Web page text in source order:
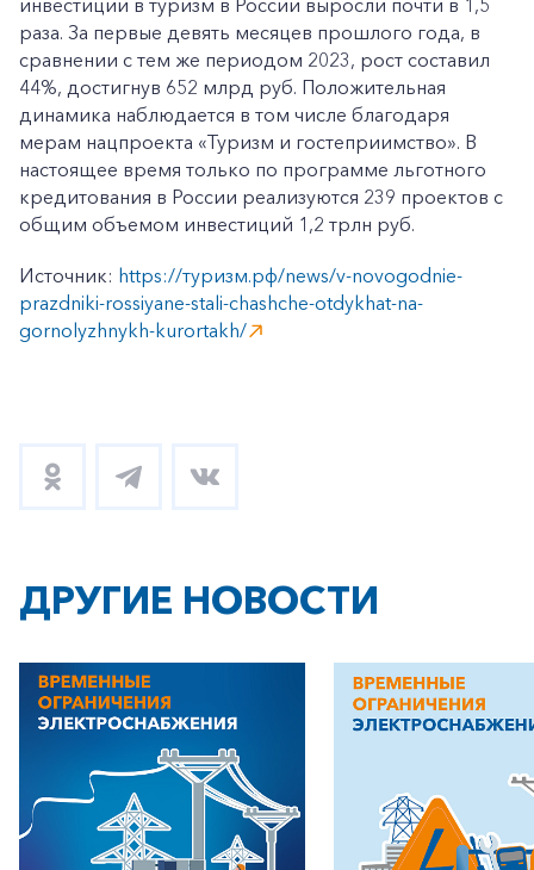
+7-800-700-24-57
Заказать обратный звонок
Частным клиентам
Корпоративным клиентам
инвестиции в туризм в России выросли почти в 1,5
раза. За первые девять месяцев прошлого года, в
сравнении с тем же периодом 2023, рост составил
44%, достигнув 652 млрд руб. Положительная
динамика наблюдается в том числе благодаря
мерам нацпроекта «Туризм и гостеприимство». В
настоящее время только по программе льготного
кредитования в России реализуются 239 проектов с
общим объемом инвестиций 1,2 трлн руб.
Источник: https://туризм.рф/news/v-novogodnie-
prazdniki-rossiyane-stali-chashche-otdykhat-na-
gornolyzhnykh-kurortakh/
ДРУГИЕ НОВОСТИ